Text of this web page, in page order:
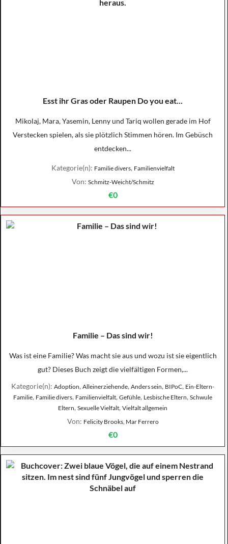
Esst ihr Gras oder Raupen Do you eat...
Mikolaj, Mara, Yasemin, Lenny und Tariq wollen gerade im Hof
Verstecken spielen, als sie plötzlich Stimmen hören. Im Gebüsch
entdecken...
Kategorie(n): Familie divers, Familienvielfalt
Von: Schmitz-Weicht/Schmitz
€0
Familie – Das sind wir!
Was ist eine Familie? Was macht sie aus und wozu ist sie eigentlich
gut? Dieses Buch zeigt die vielfältigen Formen,...
Kategorie(n): Adoption, Alleinerziehende, Anders sein, BIPoC, Ein-Eltern-
Familie, Familie divers, Familienvielfalt, Gefühle, Lesbische Eltern, Schwule
Eltern, Sexuelle Vielfalt, Vielfalt allgemein
Von: Felicity Brooks, Mar Ferrero
€0